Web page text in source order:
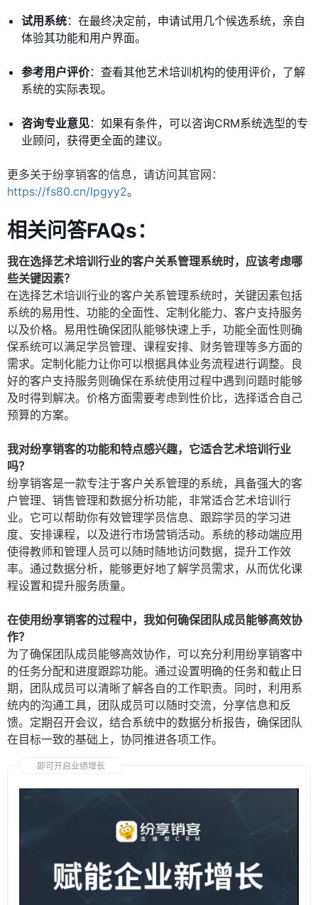
试用系统：在最终决定前，申请试用几个候选系统，亲自
体验其功能和用户界面。
参考用户评价：查看其他艺术培训机构的使用评价，了解
系统的实际表现。
咨询专业意见：如果有条件，可以咨询CRM系统选型的专
业顾问，获得更全面的建议。
更多关于纷享销客的信息，请访问其官网：
https://fs80.cn/lpgyy2。
相关问答FAQs：
我在选择艺术培训行业的客户关系管理系统时，应该考虑哪
些关键因素？
在选择艺术培训行业的客户关系管理系统时，关键因素包括
系统的易用性、功能的全面性、定制化能力、客户支持服务
以及价格。易用性确保团队能够快速上手，功能全面性则确
保系统可以满足学员管理、课程安排、财务管理等多方面的
需求。定制化能力让你可以根据具体业务流程进行调整。良
好的客户支持服务则确保在系统使用过程中遇到问题时能够
及时得到解决。价格方面需要考虑到性价比，选择适合自己
预算的方案。
我对纷享销客的功能和特点感兴趣，它适合艺术培训行业
吗？
纷享销客是一款专注于客户关系管理的系统，具备强大的客
户管理、销售管理和数据分析功能，非常适合艺术培训行
业。它可以帮助你有效管理学员信息、跟踪学员的学习进
度、安排课程，以及进行市场营销活动。系统的移动端应用
使得教师和管理人员可以随时随地访问数据，提升工作效
率。通过数据分析，能够更好地了解学员需求，从而优化课
程设置和提升服务质量。
在使用纷享销客的过程中，我如何确保团队成员能够高效协
作？
为了确保团队成员能够高效协作，可以充分利用纷享销客中
的任务分配和进度跟踪功能。通过设置明确的任务和截止日
期，团队成员可以清晰了解各自的工作职责。同时，利用系
统内的沟通工具，团队成员可以随时交流，分享信息和反
馈。定期召开会议，结合系统中的数据分析报告，确保团队
在目标一致的基础上，协同推进各项工作。
即可开启业绩增长